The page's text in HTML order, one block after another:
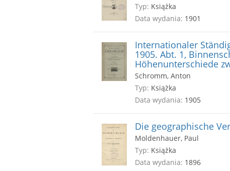
Typ: Książka
Data wydania: 1901
Internationaler
1905. Abt. 1,
Höhenunterschiede
Schromm, Anton
Typ: Książka
Data wydania: 1905
Die geographische
Moldenhauer, Paul
Typ: Książka
Data wydania: 1896